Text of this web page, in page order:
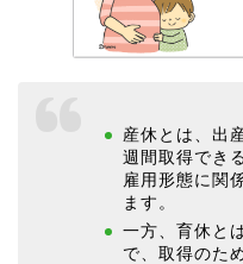
産休とは、出
週間取得でき
雇用形態に関
ます。
一方、育休と
で、取得のた